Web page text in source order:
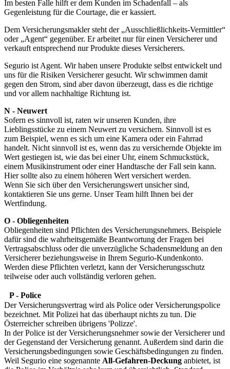
Im besten Falle hilft er dem Kunden im Schadenfall – als
Gegenleistung für die Courtage, die er kassiert.
Dem Versicherungsmakler steht der „Ausschließlichkeits-Vermittler“
oder „Agent“ gegenüber. Er arbeitet nur für einen Versicherer und
verkauft entsprechend nur Produkte dieses Versicherers.
Segurio ist Agent. Wir haben unsere Produkte selbst entwickelt und
uns für die Risiken Versicherer gesucht. Wir schwimmen damit
gegen den Strom, sind aber davon überzeugt, dass es die richtige
und vor allem nachhaltige Richtung ist.
N - Neuwert
Sofern es sinnvoll ist, raten wir unseren Kunden, ihre
Lieblingsstücke zu einem Neuwert zu versichern. Sinnvoll ist es
zum Beispiel, wenn es sich um eine Kamera oder ein Fahrrad
handelt. Nicht sinnvoll ist es, wenn das zu versichernde Objekte im
Wert gestiegen ist, wie das bei einer Uhr, einem Schmuckstück,
einem Musikinstrument oder einer Handtasche der Fall sein kann.
Hier sollte also zu einem höheren Wert versichert werden.
Wenn Sie sich über den Versicherungswert unsicher sind,
kontaktieren Sie uns gerne. Unser Team hilft Ihnen bei der
Wertfindung.
O - Obliegenheiten
Obliegenheiten sind Pflichten des Versicherungsnehmers. Beispiele
dafür sind die wahrheitsgemäße Beantwortung der Fragen bei
Vertragsabschluss oder die unverzügliche Schadensmeldung an den
Versicherer beziehungsweise in Ihrem Segurio-Kundenkonto.
Werden diese Pflichten verletzt, kann der Versicherungsschutz
teilweise oder auch vollständig verloren gehen.
P - Police
Der Versicherungsvertrag wird als Police oder Versicherungspolice
bezeichnet. Mit Polizei hat das überhaupt nichts zu tun. Die
Österreicher schreiben übrigens 'Polizze'.
In der Police ist der Versicherungsnehmer sowie der Versicherer und
der Gegenstand der Versicherung genannt. Außerdem sind darin die
Versicherungsbedingungen sowie Geschäftsbedingungen zu finden.
Weil Segurio eine sogenannte All-Gefahren-Deckung anbietet, ist